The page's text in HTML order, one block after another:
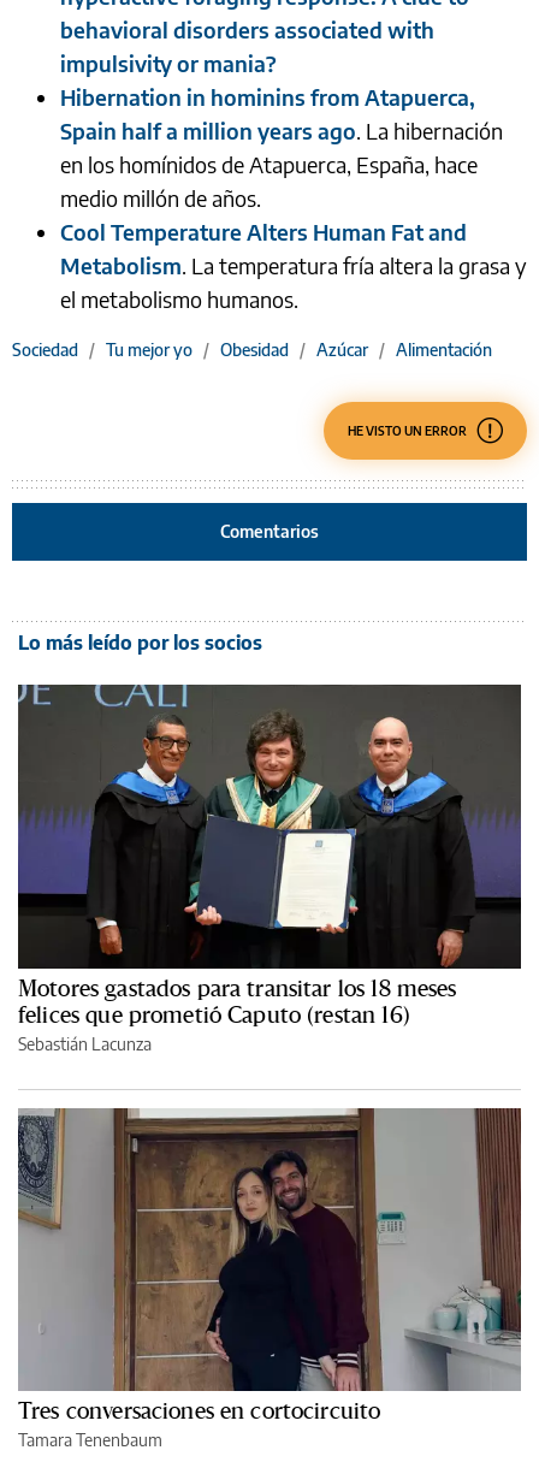
behavioral disorders associated with
impulsivity or mania?
Hibernation in hominins from Atapuerca,
Spain half a million years ago. La hibernación
en los homínidos de Atapuerca, España, hace
medio millón de años.
Cool Temperature Alters Human Fat and
Metabolism. La temperatura fría altera la grasa y
el metabolismo humanos.
Sociedad / Tu mejor yo / Obesidad / Azúcar / Alimentación
HE VISTO UN ERROR
Comentarios
Lo más leído por los socios
Motores gastados para transitar los 18 meses
felices que prometió Caputo (restan 16)
Sebastián Lacunza
Tres conversaciones en cortocircuito
Tamara Tenenbaum